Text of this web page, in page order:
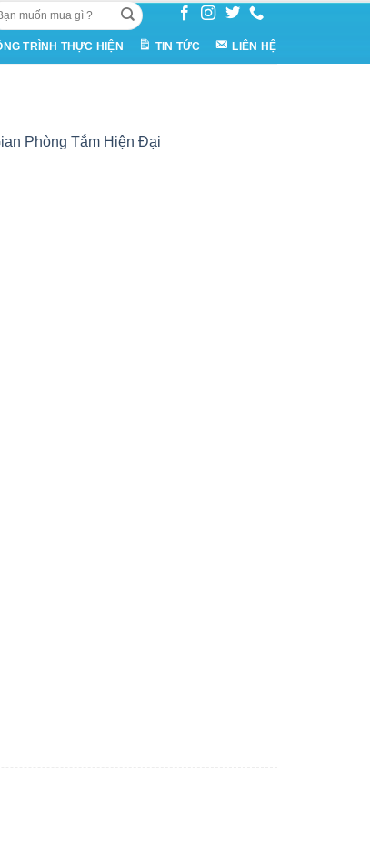
TRÌNH THỰC HIỆN TIN TỨC LIÊN HỆ
Phòng Tắm Hiện Đại